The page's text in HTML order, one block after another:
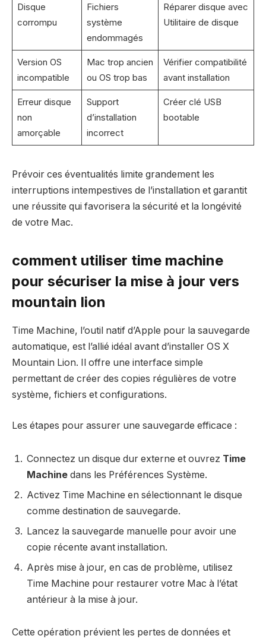
Disque
corrompu
Fichiers
système
endommagés
Réparer disque avec
Utilitaire de disque
Version OS
incompatible
Mac trop ancien
ou OS trop bas
Vérifier compatibilité
avant installation
Erreur disque
non
amorçable
Support
d’installation
incorrect
Créer clé USB
bootable
Prévoir ces éventualités limite grandement les
interruptions intempestives de l’installation et garantit
une réussite qui favorisera la sécurité et la longévité
de votre Mac.
comment utiliser time machine
pour sécuriser la mise à jour vers
mountain lion
Time Machine, l’outil natif d’Apple pour la sauvegarde
automatique, est l’allié idéal avant d’installer OS X
Mountain Lion. Il offre une interface simple
permettant de créer des copies régulières de votre
système, fichiers et configurations.
Les étapes pour assurer une sauvegarde efficace :
Connectez un disque dur externe et ouvrez Time
Machine dans les Préférences Système.
Activez Time Machine en sélectionnant le disque
comme destination de sauvegarde.
Lancez la sauvegarde manuelle pour avoir une
copie récente avant installation.
Après mise à jour, en cas de problème, utilisez
Time Machine pour restaurer votre Mac à l’état
antérieur à la mise à jour.
Cette opération prévient les pertes de données et